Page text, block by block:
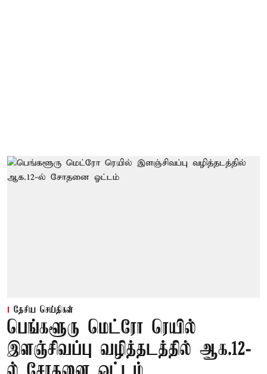
தேசிய செய்திகள்
பெங்களூரு மெட்ரோ ரெயில்
இளஞ்சிவப்பு வழித்தடத்தில் ஆக.12-